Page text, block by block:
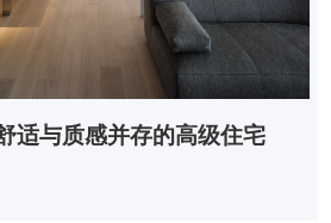
适与质感并存的高级住宅